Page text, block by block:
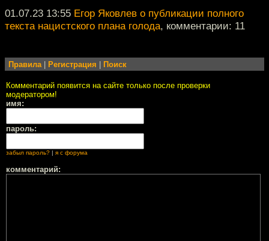
01.07.23 13:55 Егор Яковлев о публикации полного
текста нацистского плана голода, комментарии: 11
Правила| Регистрация Поиск
Комментарий появится на сайте только после проверки
модератором!
имя:
пароль:
забыл пароль? я с форума
комментарий: